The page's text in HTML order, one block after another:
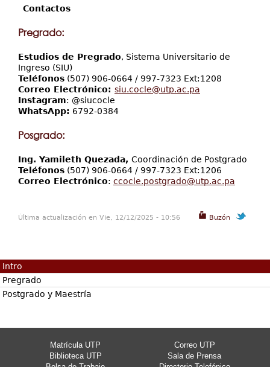
Contactos
Pregrado:
Estudios de Pregrado, Sistema Universitario de
Ingreso (SIU)
Teléfonos (507) 906-0664 / 997-7323 Ext:1208
Correo Electrónico: siu.cocle@utp.ac.pa
Instagram: @siucocle
WhatsApp: 6792-0384
Posgrado:
Ing. Yamileth Quezada, Coordinación de Postgrado
Teléfonos (507) 906-0664 / 997-7323 Ext:1206
Correo Electrónico: ccocle.postgrado@utp.ac.pa
Buzón
Última actualización en Vie, 12/12/2025 - 10:56
Intro
Pregrado
Postgrado y Maestría
Matrícula UTP
Correo UTP
Biblioteca UTP
Sala de Prensa